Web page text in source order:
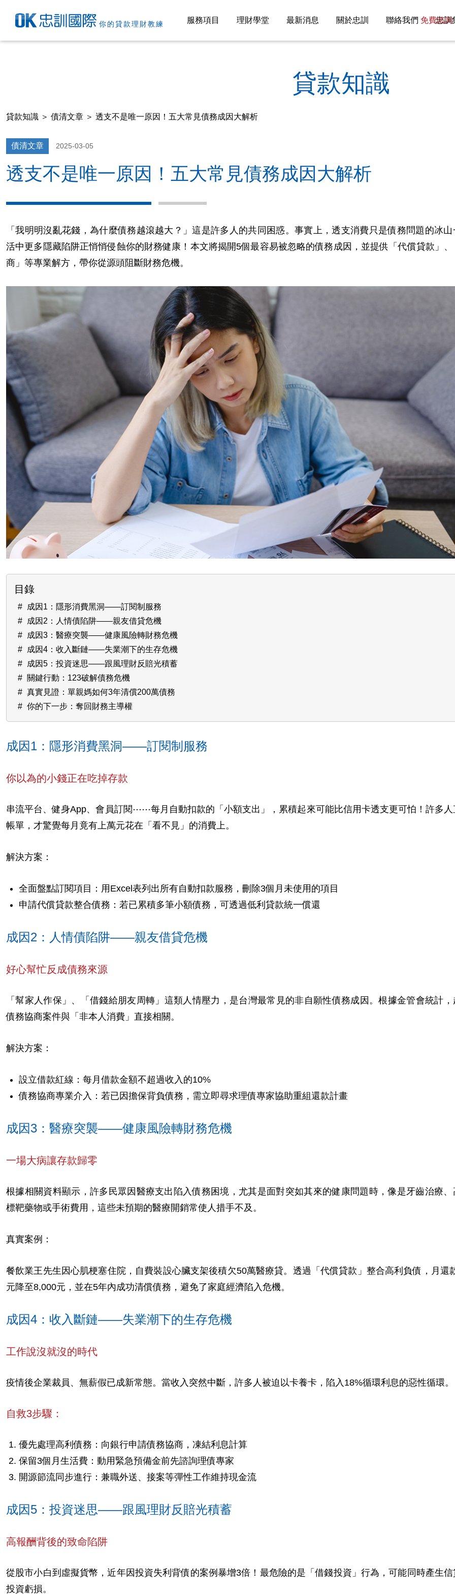
你的貸款理財教練 服務項目 理財學堂 最新消息 關於忠訓 聯絡我們 忠訓
免費諮
貸款知識
貸款知識 ＞ 債清文章 ＞ 透支不是唯一原因！五大常見債務成因大解析
債清文章 2025-03-05
透支不是唯一原因！五大常見債務成因大解析
「我明明沒亂花錢，為什麼債務越滾越大？」這是許多人的共同困惑。事實上，透支消費只是債務問題的冰
活中更多隱藏陷阱正悄悄侵蝕你的財務健康！本文將揭開5個最容易被忽略的債務成因，並提供「代償貸款」
商」等專業解方，帶你從源頭阻斷財務危機。
目錄
成因1：隱形消費黑洞——訂閱制服務
成因2：人情債陷阱——親友借貸危機
成因3：醫療突襲——健康風險轉財務危機
成因4：收入斷鏈——失業潮下的生存危機
成因5：投資迷思——跟風理財反賠光積蓄
關鍵行動：123破解債務危機
真實見證：單親媽如何3年清償200萬債務
你的下一步：奪回財務主導權
成因1：隱形消費黑洞——訂閱制服務
你以為的小錢正在吃掉存款
串流平台、健身App、會員訂閱⋯⋯每月自動扣款的「小額支出」，累積起來可能比信用卡透支更可怕！許多人
帳單，才驚覺每月竟有上萬元花在「看不見」的消費上。
解決方案：
全面盤點訂閱項目：用Excel表列出所有自動扣款服務，刪除3個月未使用的項目
申請代償貸款整合債務：若已累積多筆小額債務，可透過低利貸款統一償還
成因2：人情債陷阱——親友借貸危機
好心幫忙反成債務來源
「幫家人作保」、「借錢給朋友周轉」這類人情壓力，是台灣最常見的非自願性債務成因。根據金管會統計
債務協商案件與「非本人消費」直接相關。
解決方案：
設立借款紅線：每月借款金額不超過收入的10%
債務協商專業介入：若已因擔保背負債務，需立即尋求理債專家協助重組還款計畫
成因3：醫療突襲——健康風險轉財務危機
一場大病讓存款歸零
根據相關資料顯示，許多民眾因醫療支出陷入債務困境，尤其是面對突如其來的健康問題時，像是牙齒治療
標靶藥物或手術費用，這些未預期的醫療開銷常使人措手不及。
真實案例：
餐飲業王先生因心肌梗塞住院，自費裝設心臟支架後積欠50萬醫療貸。透過「代償貸款」整合高利負債，月還
元降至8,000元，並在5年內成功清償債務，避免了家庭經濟陷入危機。
成因4：收入斷鏈——失業潮下的生存危機
工作說沒就沒的時代
疫情後企業裁員、無薪假已成新常態。當收入突然中斷，許多人被迫以卡養卡，陷入18%循環利息的惡性循環。
自救3步驟：
優先處理高利債務：向銀行申請債務協商，凍結利息計算
保留3個月生活費：動用緊急預備金前先諮詢理債專家
開源節流同步進行：兼職外送、接案等彈性工作維持現金流
成因5：投資迷思——跟風理財反賠光積蓄
高報酬背後的致命陷阱
從股市小白到虛擬貨幣，近年因投資失利背債的案例暴增3倍！最危險的是「借錢投資」行為，可能同時產生
投資虧損。